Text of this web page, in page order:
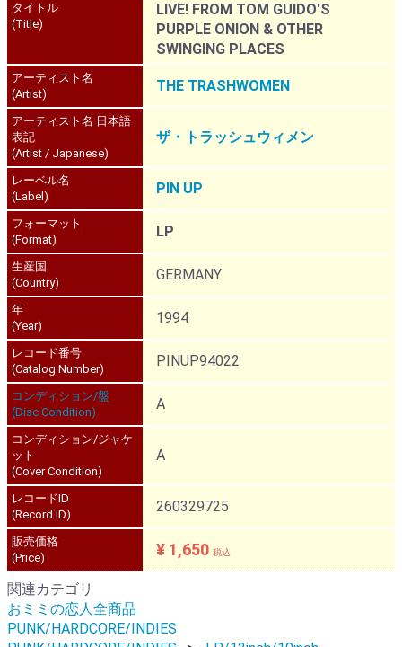
タイトル
(Title)
LIVE! FROM TOM GUIDO'S
PURPLE ONION & OTHER
SWINGING PLACES
アーティスト名
(Artist)
THE TRASHWOMEN
アーティスト名 日本語
表記
(Artist / Japanese)
ザ・トラッシュウィメン
レーベル名
(Label)
PIN UP
フォーマット
(Format)
LP
生産国
(Country)
GERMANY
年
(Year)
1994
レコード番号
(Catalog Number)
PINUP94022
コンディション/盤
(Disc Condition)
A
コンディション/ジャケ
ット
(Cover Condition)
A
レコードID
(Record ID)
260329725
販売価格
(Price)
¥ 1,650 税込
関連カテゴリ
おミミの恋人全商品
PUNK/HARDCORE/INDIES